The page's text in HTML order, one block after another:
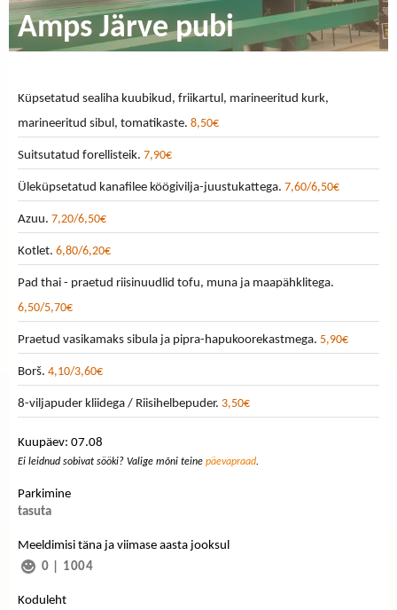
Amps Järve pubi
Küpsetatud sealiha kuubikud, friikartul, marineeritud kurk,
marineeritud sibul, tomatikaste. 8,50€
Suitsutatud forellisteik. 7,90€
Üleküpsetatud kanafilee köögivilja-juustukattega. 7,60/6,50€
Azuu. 7,20/6,50€
Kotlet. 6,80/6,20€
Pad thai - praetud riisinuudlid tofu, muna ja maapähklitega.
6,50/5,70€
Praetud vasikamaks sibula ja pipra-hapukoorekastmega. 5,90€
Borš. 4,10/3,60€
8-viljapuder kliidega / Riisihelbepuder. 3,50€
Kuupäev: 07.08
Ei leidnud sobivat sööki? Valige mõni teine päevapraad.
Parkimine
tasuta
Meeldimisi täna ja viimase aasta jooksul
0
1004
Koduleht